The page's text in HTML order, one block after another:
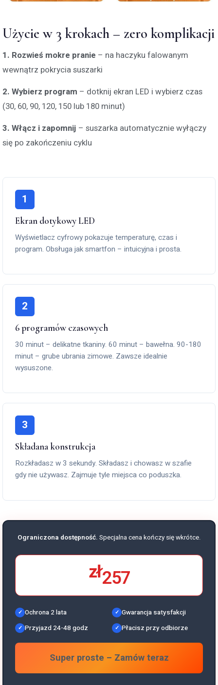
Użycie w 3 krokach – zero komplikacji
1. Rozwieś mokre pranie – na haczyku falowanym
wewnątrz pokrycia suszarki
2. Wybierz program – dotknij ekran LED i wybierz czas
(30, 60, 90, 120, 150 lub 180 minut)
3. Włącz i zapomnij – suszarka automatycznie wyłączy
się po zakończeniu cyklu
1
Ekran dotykowy LED
Wyświetlacz cyfrowy pokazuje temperaturę, czas i
program. Obsługa jak smartfon – intuicyjna i prosta.
2
6 programów czasowych
30 minut – delikatne tkaniny. 60 minut – bawełna. 90-180
minut – grube ubrania zimowe. Zawsze idealnie
wysuszone.
3
Składana konstrukcja
Rozkładasz w 3 sekundy. Składasz i chowasz w szafie
gdy nie używasz. Zajmuje tyle miejsca co poduszka.
Ograniczona dostępność. Specjalna cena kończy się wkrótce.
zł257
Ochrona 2 lata
Gwarancja satysfakcji
Przyjazd 24-48 godz
Płacisz przy odbiorze
Super proste – Zamów teraz